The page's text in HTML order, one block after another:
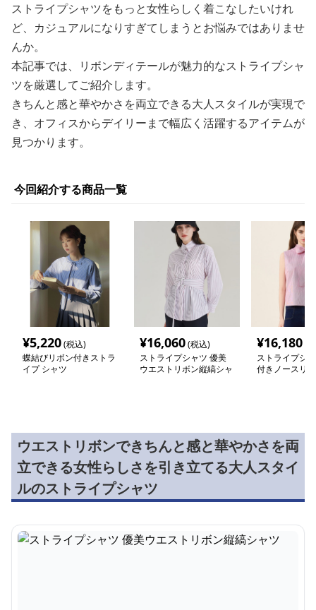
ストライプシャツをもっと女性らしく着こなしたいけれ
ど、カジュアルになりすぎてしまうとお悩みではありませ
んか。
本記事では、リボンディテールが魅力的なストライプシャ
ツを厳選してご紹介します。
きちんと感と華やかさを両立できる大人スタイルが実現で
き、オフィスからデイリーまで幅広く活躍するアイテムが
見つかります。
今回紹介する商品一覧
¥5,220(税込)
蝶結びリボン付きストラ
イプ シャツ
¥16,060(税込)
ストライプシャツ 優美
ウエストリボン縦縞シャ
¥16,180
ストライプシ
付きノースリ
ウエストリボンできちんと感と華やかさを両
立できる女性らしさを引き立てる大人スタイ
ルのストライプシャツ